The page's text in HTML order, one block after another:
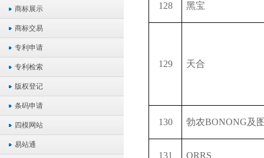
商标展示
商标交易
专利申请
专利检索
版权登记
条码申请
四模网站
易站通
128 黑宝
129 天合
130 勃农BONONG及
131 QRRS